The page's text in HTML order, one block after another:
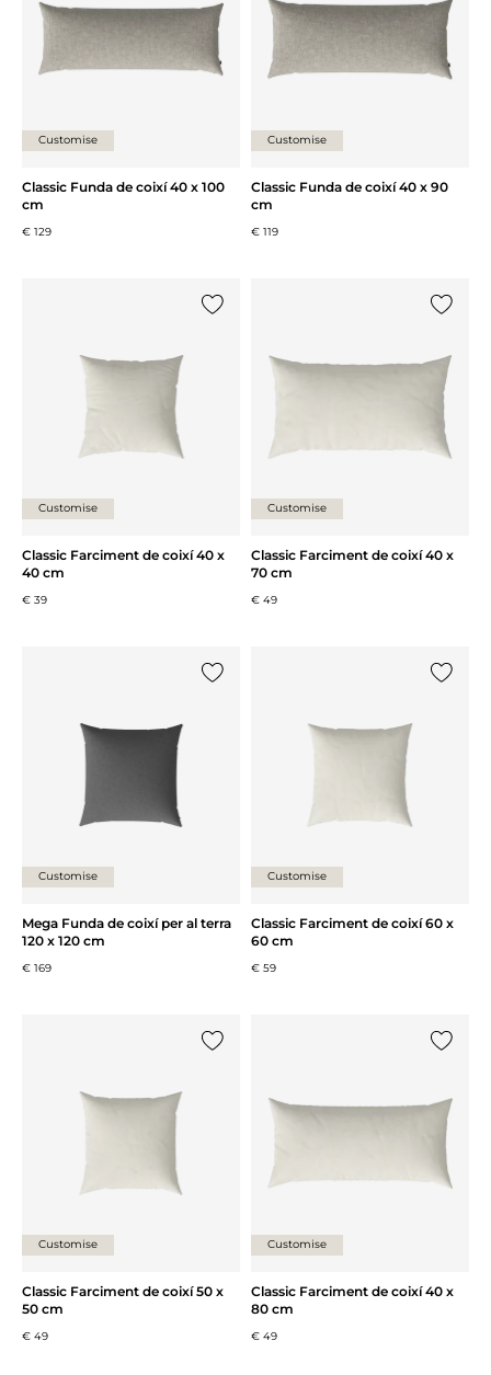
Customise
Classic Funda de coixí 40 x 100
cm
€ 129
Customise
Classic Funda de coixí 40 x 90
cm
€ 119
Customise
Classic Farciment de coixí 40 x
40 cm
€ 39
Customise
Classic Farciment de coixí 40 x
70 cm
€ 49
Customise
Mega Funda de coixí per al terra
120 x 120 cm
€ 169
Customise
Classic Farciment de coixí 60 x
60 cm
€ 59
Customise
Classic Farciment de coixí 50 x
50 cm
€ 49
Customise
Classic Farciment de coixí 40 x
80 cm
€ 49